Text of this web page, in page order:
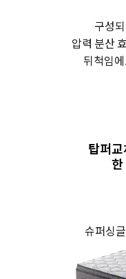
구성
압력 분산
뒤척임
탑퍼
한
슈퍼싱